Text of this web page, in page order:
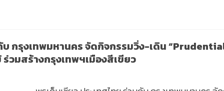
บ กรุงเทพมหานคร จัดกิจกรรมวิ่ง-เดิน
วมสร้างกรุงเทพฯเมืองสีเขียว